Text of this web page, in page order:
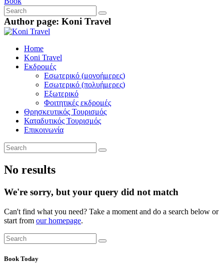
Author page: Koni Travel
Home
Koni Travel
Εκδρομές
Εσωτερικό (μονοήμερες)
Εσωτερικό (πολυήμερες)
Εξωτερικό
Φοιτητικές εκδρομές
Θρησκευτικός Τουρισμός
Καταδυτικός Τουρισμός
Επικοινωνία
No results
We're sorry, but your query did not match
Can't find what you need? Take a moment and do a search below or
start from our homepage.
Book Today